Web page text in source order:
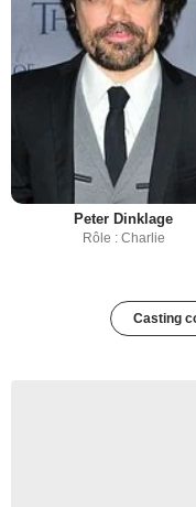
Peter Dinklage
Rôle : Charlie
Casting